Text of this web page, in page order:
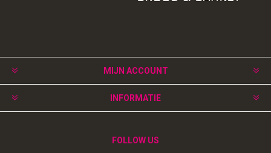
MIJN ACCOUNT
INFORMATIE
FOLLOW US